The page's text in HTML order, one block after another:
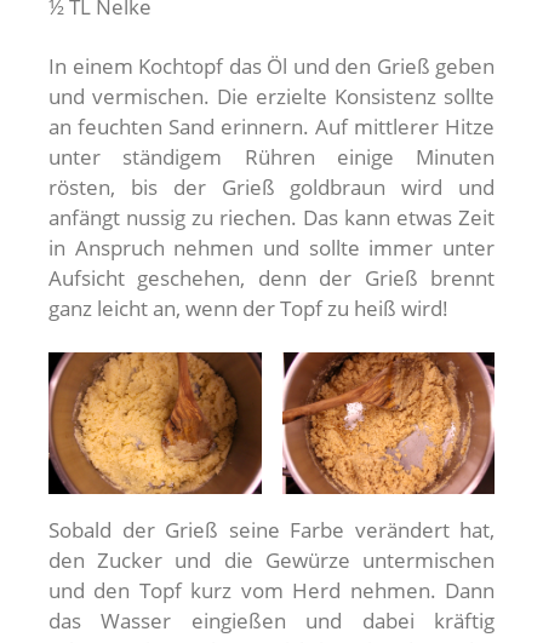
½ TL Nelke
In einem Kochtopf das Öl und den Grieß geben
und vermischen. Die erzielte Konsistenz sollte
an feuchten Sand erinnern. Auf mittlerer Hitze
unter ständigem Rühren einige Minuten
rösten, bis der Grieß goldbraun wird und
anfängt nussig zu riechen. Das kann etwas Zeit
in Anspruch nehmen und sollte immer unter
Aufsicht geschehen, denn der Grieß brennt
ganz leicht an, wenn der Topf zu heiß wird!
Sobald der Grieß seine Farbe verändert hat,
den Zucker und die Gewürze untermischen
und den Topf kurz vom Herd nehmen. Dann
das Wasser eingießen und dabei kräftig